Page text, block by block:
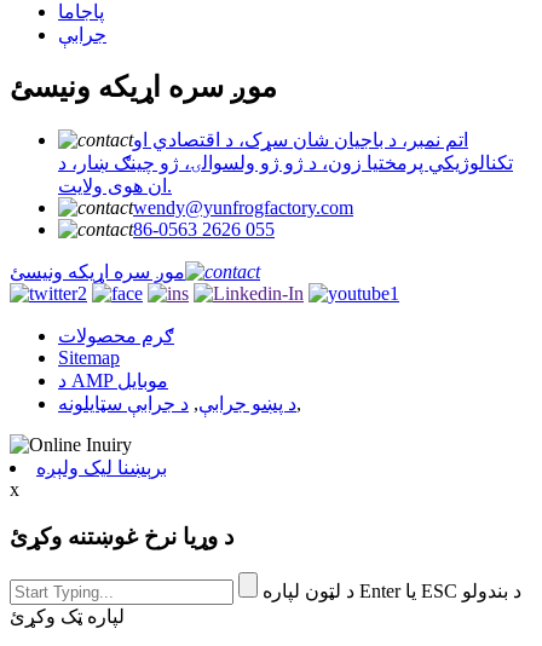
پاجاما
جرابې
موږ سره اړیکه ونیسئ
اتم نمبر، د باجيان شان سړک، د اقتصادي او
تکنالوژيکي پرمختيا زون، د ژو ژو ولسوالۍ، ژو چينګ ښار، د
ان هوی ولايت.
wendy@yunfrogfactory.com
86-0563 2626 055
موږ سره اړیکه ونیسئ
ګرم محصولات
Sitemap
د AMP موبایل
د پښو جرابې, د جرابې سټایلونه ,
برېښنا لیک ولېږه
x
د وړیا نرخ غوښتنه وکړئ
د لټون لپاره Enter یا ESC د بندولو
لپاره ټک وکړئ